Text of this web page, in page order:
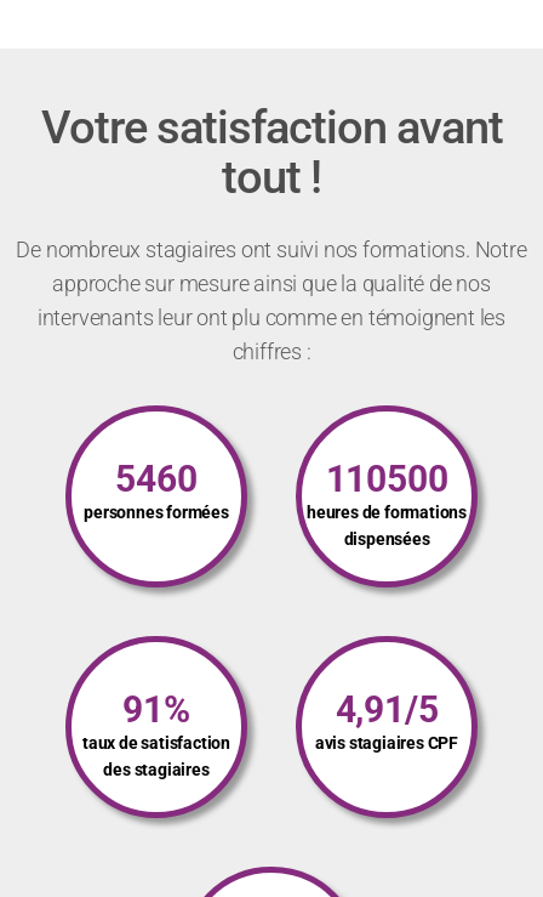
Votre satisfaction avant
tout !
De nombreux stagiaires ont suivi nos formations. Notre
approche sur mesure ainsi que la qualité de nos
intervenants leur ont plu comme en témoignent les
chiffres :
5460
personnes formées
110500
heures de formations
dispensées
91%
taux de satisfaction
des stagiaires
4,91/5
avis stagiaires CPF